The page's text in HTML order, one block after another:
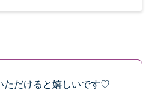
ただけると嬉しいです♡